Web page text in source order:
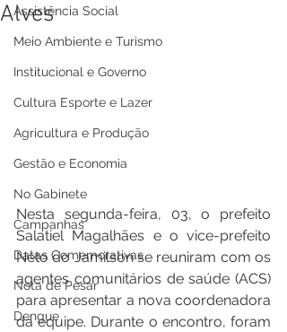
Assistência Social
Meio Ambiente e Turismo
Institucional e Governo
Cultura Esporte e Lazer
Agricultura e Produção
Gestão e Economia
No Gabinete
Campanhas
Datas Comemorativas
Nota de Pesar
Dengue
Alves
Nesta segunda-feira, 03, o prefeito
Salatiel Magalhães e o vice-prefeito
Neto do Jamilson se reuniram com os
agentes comunitários de saúde (ACS)
para apresentar a nova coordenadora
da equipe. Durante o encontro, foram